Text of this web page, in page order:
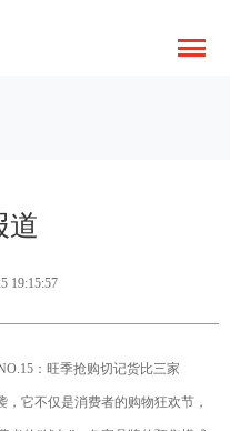
道
19:15:57
：旺季抢购切记货比三家
它不仅是消费者的购物狂欢节，